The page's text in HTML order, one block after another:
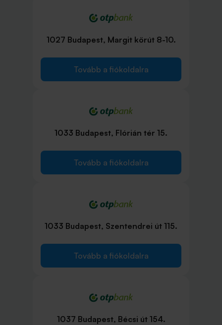
1027 Budapest, Margit körút 8-10.
Tovább a fiókoldalra
1033 Budapest, Flórián tér 15.
Tovább a fiókoldalra
1033 Budapest, Szentendrei út 115.
Tovább a fiókoldalra
1037 Budapest, Bécsi út 154.